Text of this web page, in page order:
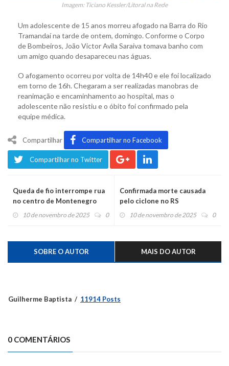
Imagem: Ticiano Kessler/Litoral na Rede
Um adolescente de 15 anos morreu afogado na Barra do Rio
Tramandaí na tarde de ontem, domingo. Conforme o Corpo
de Bombeiros, João Victor Avila Saraiva tomava banho com
um amigo quando desapareceu nas águas.
O afogamento ocorreu por volta de 14h40 e ele foi localizado
em torno de 16h. Chegaram a ser realizadas manobras de
reanimação e encaminhamento ao hospital, mas o
adolescente não resistiu e o óbito foi confirmado pela
equipe médica.
Compartilhar Compartilhar no Facebook
Compartilhar no Twitter
Queda de fio interrompe rua
no centro de Montenegro
10 de novembro de 2025 0
Confirmada morte causada
pelo ciclone no RS
10 de novembro de 2025 0
SOBRE O AUTOR MAIS DO AUTOR
Guilherme Baptista 11914 Posts
0 COMENTÁRIOS